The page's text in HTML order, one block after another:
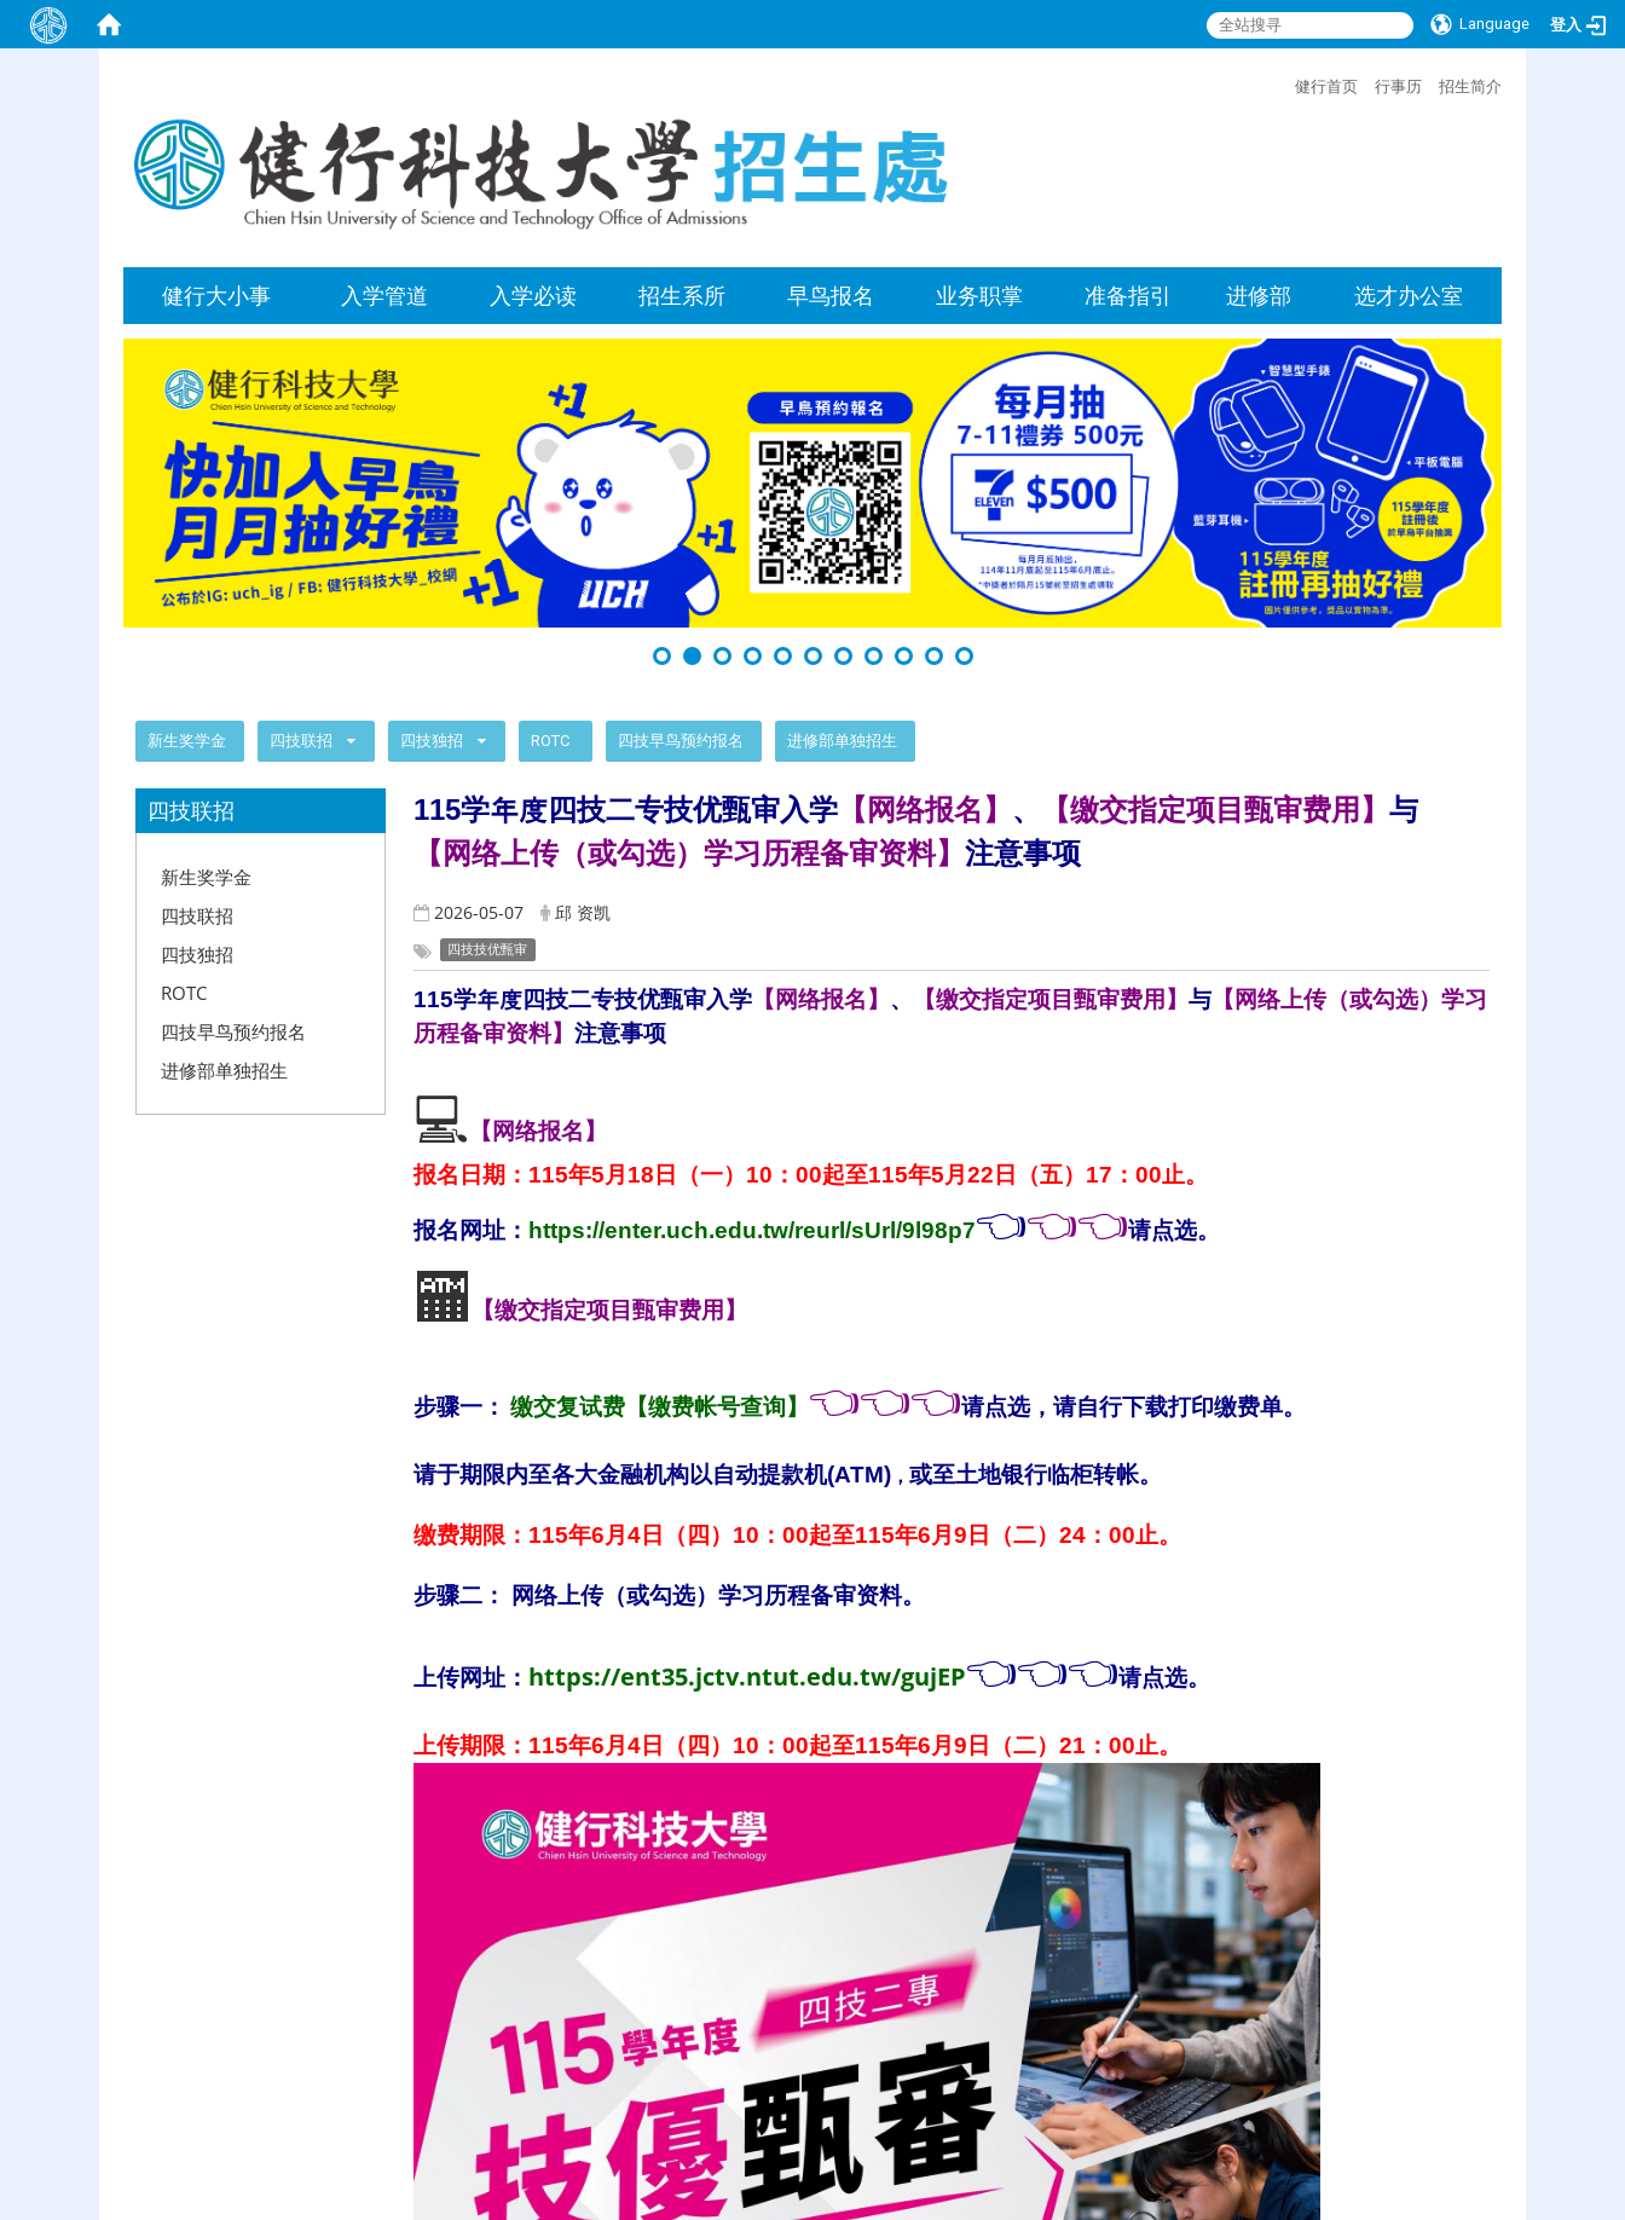
Language 登入
健行首页 行事历 招生简介
健行大小事 入学管道 入学必读 招生系所 早鸟报名 业务职掌 准备指引 进修部 选才办公室
新生奖学金 四技联招 四技独招 ROTC 四技早鸟预约报名 进修部单独招生
四技联招
新生奖学金
四技联招
四技独招
ROTC
四技早鸟预约报名
进修部单独招生
115学年度四技二专技优甄审入学【网络报名】 、 【缴交指定项目甄审费用】 与
【网络上传（或勾选）学习历程备审资料】 注意事项
2026-05-07 邱 资凯
四技技优甄审
115学年度四技二专技优甄审入学【网络报名】 、 【缴交指定项目甄审费用】 与【网络上传（或勾选）学习
历程备审资料】 注意事项
💻 【网络报名】
报名日期：115年5月18日（一）10：00起至115年5月22日（五）17：00止。
报名网址： https://enter.uch.edu.tw/reurl/sUrl/9l98p7👈👈👈请点选。
🏧 【缴交指定项目甄审费用】
步骤一： 缴交复试费【缴费帐号查询】 👈👈👈请点选，请自行下载打印缴费单。
请于期限内至各大金融机构以自动提款机(ATM)， 或至土地银行临柜转帐。
缴费期限：115年6月4日（四）10：00起至115年6月9日（二）24：00止。
步骤二： 网络上传（或勾选）学习历程备审资料。
上传网址： https://ent35.jctv.ntut.edu.tw/gujEP👈👈👈请点选。
上传期限：115年6月4日（四）10：00起至115年6月9日（二）21：00止。